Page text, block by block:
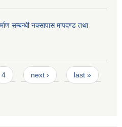
सम्बन्धी नक्सापास मापदण्ड तथा
4 next › last »